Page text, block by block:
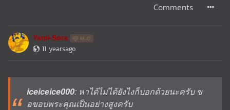
Comments
Yami-Sora M-0
11 yearsago
iceiceice000: หาได้ไม่ได้ยังไงก็บอกด้วยนะครับ ข
อขอบพระคุณเป็นอย่างสูงครับ